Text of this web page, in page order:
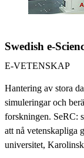
Swedish e-
E-VETENSKAP
Hantering av stora
simuleringar och
forskningen. SeRC:
att nå vetenskapliga
universitet,